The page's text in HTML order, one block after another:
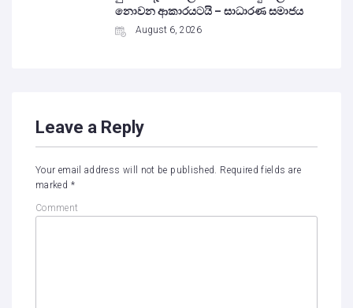
නොවන ආකාරයටයි – සාධාරණ සමාජය
August 6, 2026
Leave a Reply
Your email address will not be published. Required fields are
marked *
Comment